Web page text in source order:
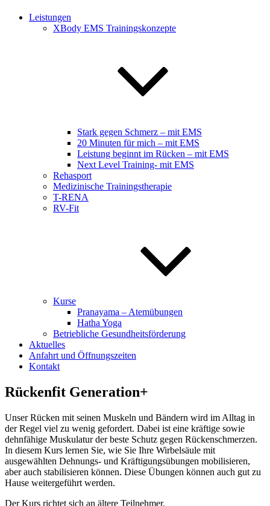
Leistungen
XBody EMS Trainingskonzepte
Stark gegen Schmerz – mit EMS
20 Minuten für mich – mit EMS
Leistung beginnt im Rücken – mit EMS
Next Level Training- mit EMS
Rehasport
Medizinische Trainingstherapie
T-RENA
RV-Fit
Kurse
Pranayama – Atemübungen
Hatha Yoga
Betriebliche Gesundheitsförderung
Aktuelles
Anfahrt und Öffnungszeiten
Kontakt
Rückenfit Generation+
Unser Rücken mit seinen Muskeln und Bändern wird im Alltag in
der Regel viel zu wenig gefordert. Dabei ist eine kräftige sowie
dehnfähige Muskulatur der beste Schutz gegen Rückenschmerzen.
In diesem Kurs lernen Sie, wie Sie Ihre Wirbelsäule mit
ausgewählten Dehnungs- und Kräftigungsübungen mobilisieren,
aber auch stabilisieren können. Diese Übungen können auch gut zu
Hause weitergeführt werden.
Der Kurs richtet sich an ältere Teilnehmer.